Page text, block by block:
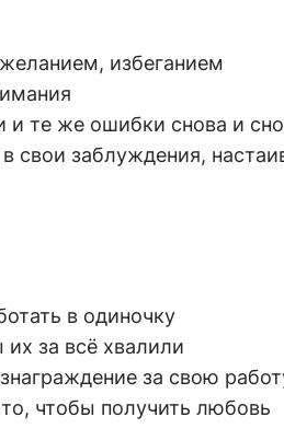
избеганием
те же ошибки снова и
свои заблуждения,
в одиночку
за всё хвалили
за свою
чтобы получить любовь